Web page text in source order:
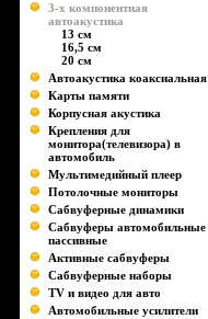
3-х компонентная
автоакустика
13 см
16,5 см
20 см
Автоакустика коаксиальная
Карты памяти
Корпусная акустика
Крепления для
монитора(телевизора) в
автомобиль
Мультимедийный плеер
Потолочные мониторы
Сабвуферные динамики
Сабвуферы автомобильные
пассивные
Активные сабвуферы
Сабвуферные наборы
TV и видео для авто
Автомобильные усилители